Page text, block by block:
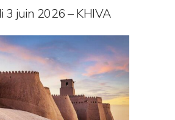
3 juin 2026 – KHIVA